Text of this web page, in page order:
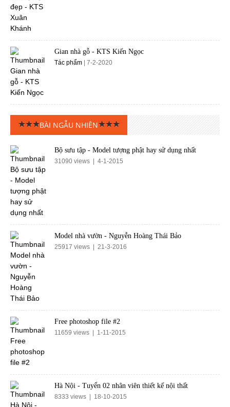
Gian nhà gỗ - KTS Kiến Ngọc
Tác phẩm | 7-2-2020
BÀI NGẪU NHIÊN
Bộ sưu tập - Model tượng phật hay sử dụng nhất
31090 views | 4-1-2015
Model nhà vườn - Nguyễn Hoàng Thái Bảo
25917 views | 21-3-2016
Free photoshop file #2
11659 views | 1-11-2015
Hà Nội - Tuyển 02 nhân viên thiết kế nội thất
8333 views | 18-10-2015